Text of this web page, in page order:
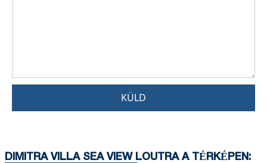
KÜLD
DIMITRA VILLA SEA VIEW LOUTRA A TÉRKÉPEN: